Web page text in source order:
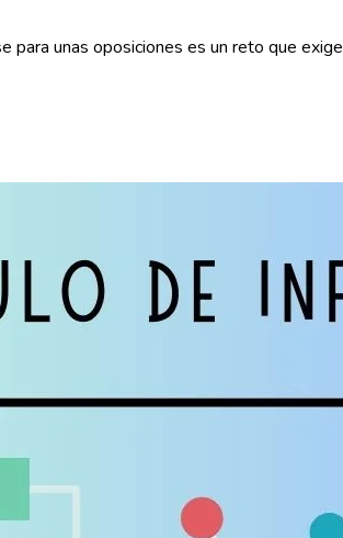
para unas oposiciones es un reto que exige